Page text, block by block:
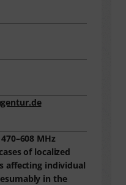
MHz
of localized
affecting individual
in the